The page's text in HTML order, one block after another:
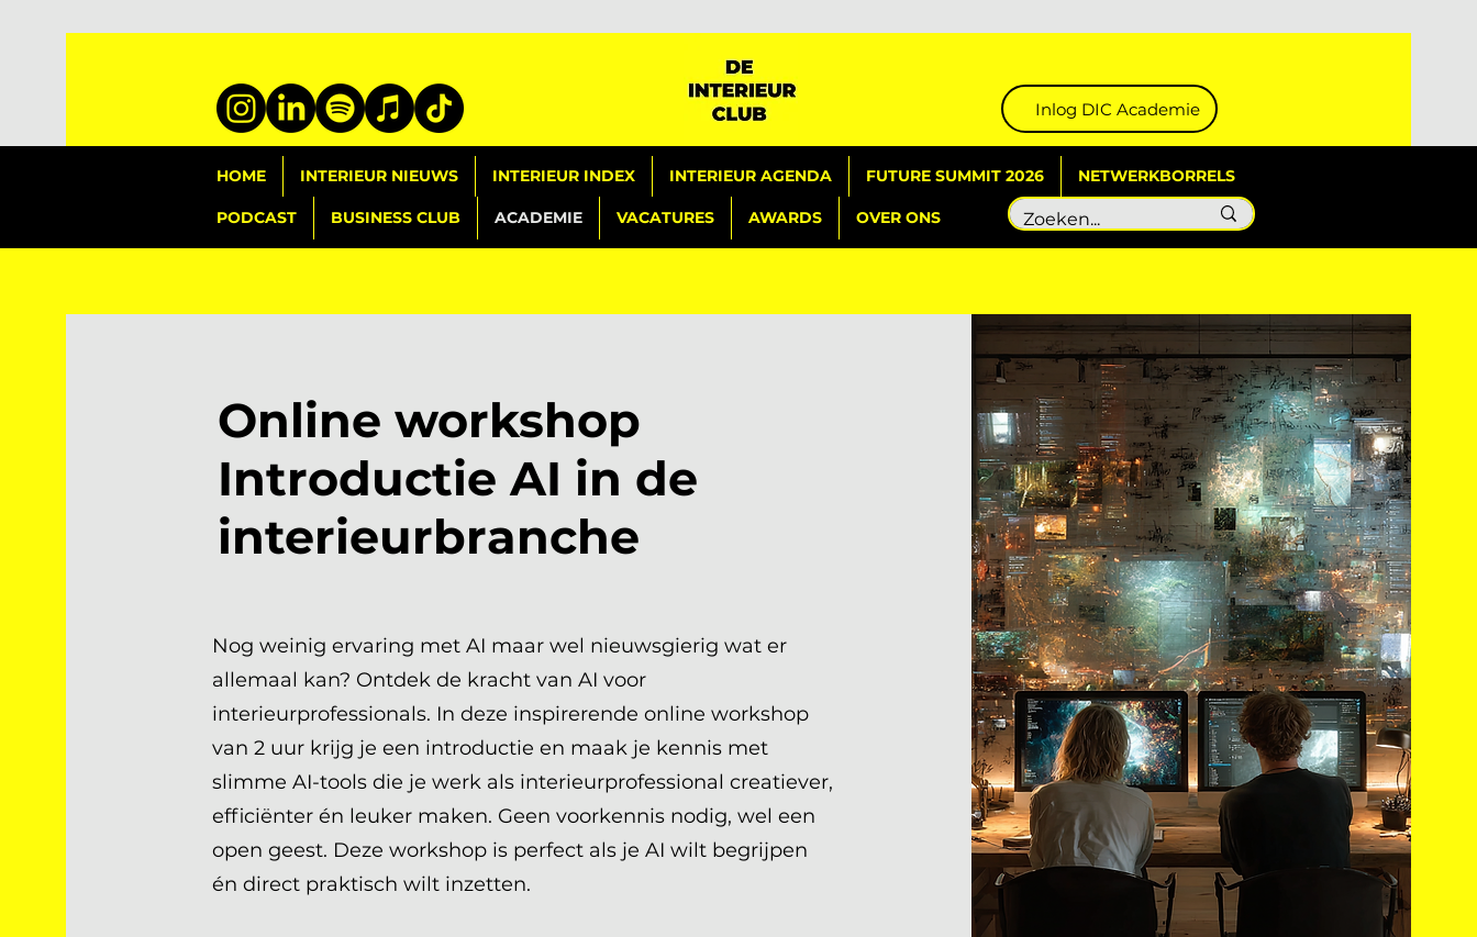
Inlog DIC Academie
HOME INTERIEUR NIEUWS INTERIEUR INDEX INTERIEUR AGENDA FUTURE SUMMIT 2026 NETWERKBORRELS
PODCAST BUSINESS CLUB ACADEMIE VACATURES AWARDS OVER ONS
Online workshop
Introductie AI in de
interieurbranche
Nog weinig ervaring met AI maar wel nieuwsgierig wat er
allemaal kan? Ontdek de kracht van AI voor
interieurprofessionals. In deze inspirerende online workshop
van 2 uur krijg je een introductie en maak je kennis met
slimme AI-tools die je werk als interieurprofessional creatiever,
efficiënter én leuker maken. Geen voorkennis nodig, wel een
open geest. Deze workshop is perfect als je AI wilt begrijpen
én direct praktisch wilt inzetten.